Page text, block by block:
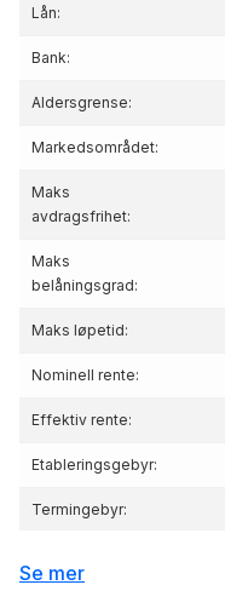
Lån:
Bank:
Aldersgrense:
Markedsområdet:
Maks
avdragsfrihet:
Maks
belåningsgrad:
Maks løpetid:
Nominell rente:
Effektiv rente:
Etableringsgebyr:
Termingebyr:
Se mer